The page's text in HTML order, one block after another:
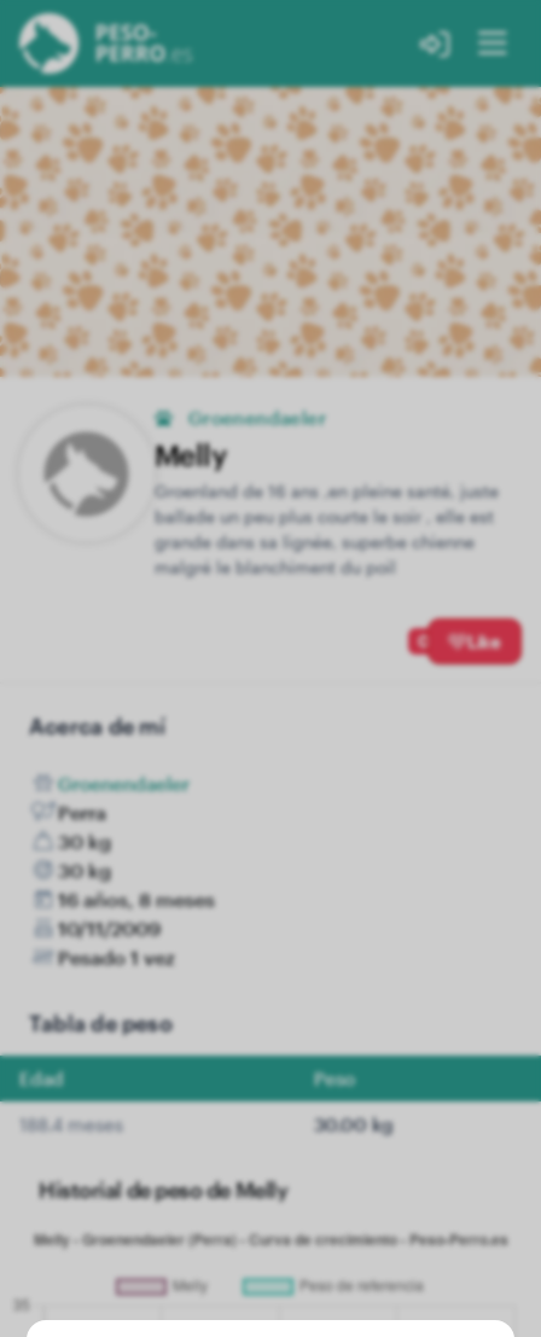
Groenendaeler
Melly
Groenland de 16 ans ,en pleine santé, juste
ballade un peu plus courte le soir , elle est
grande dans sa lignée, superbe chienne
malgré le blanchiment du poil
0 Like
Acerca de mí
Groenendaeler
Perra
30 kg
30 kg
16 años, 8 meses
10/11/2009
Pesado 1 vez
Tabla de peso
Edad Peso
188.4 meses 30.00 kg
Historial de peso de Melly